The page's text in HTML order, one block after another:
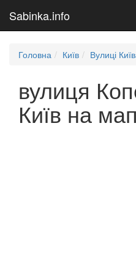
Sabinka.info
Головна Київ Вулиці
вулиця
Київ на